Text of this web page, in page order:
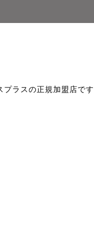
プラスの正規加盟店で